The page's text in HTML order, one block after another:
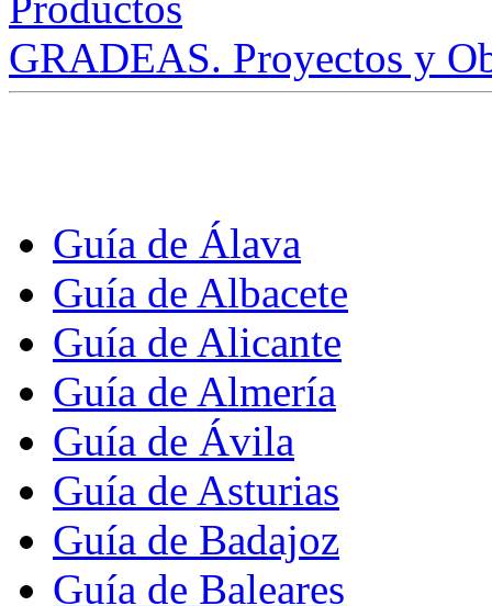
GRADEAS. Proyectos y
Guía de Álava
Guía de Albacete
Guía de Alicante
Guía de Almería
Guía de Ávila
Guía de Asturias
Guía de Badajoz
Guía de Baleares